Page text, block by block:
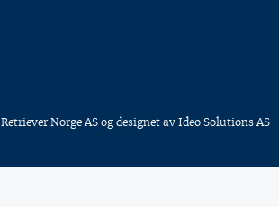
Retriever Norge AS og designet av Ideo Solutions AS